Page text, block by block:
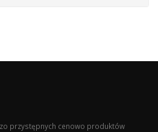
przystępnych cenowo produktów